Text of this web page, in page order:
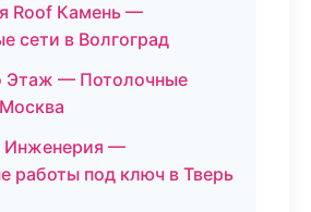
Roof Камень —
сети в Волгоград
Этаж — Потолочные
Инженерия —
работы под ключ в Тверь